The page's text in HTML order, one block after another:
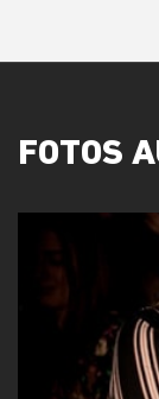
FOTOS